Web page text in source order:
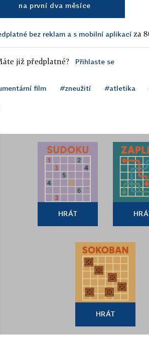
na první dva měsíce
bez reklam a s mobilní aplikací za
již předplatné? Přihlaste se
film #zneužití #atletika
HRÁT
HRÁT